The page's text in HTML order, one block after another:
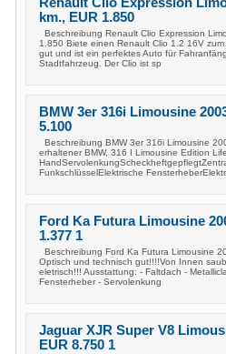
km., EUR 1.850
Beschreibung Renault Clio Expression
1.850 Biete einen Renault Clio 1.2 16V
gut und ist ein perfektes Auto für
Stadtfahrzeug. Der Clio ist sp
BMW 3er 316i Limousine
5.100
Beschreibung BMW 3er 316i Limousine
erhaltener BMW, 316 I Limousine Edition
FunkschlüsselElektrische
Ford Ka Futura Limousine
1.377 1
Beschreibung Ford Ka Futura Limousine
Optisch und technisch gut!!!!Von Innen
eletrisch!!! Ausstattung: - Faltdach -
Fensterheber - Servolenkung
Jaguar XJR Super V8
EUR 8.750 1